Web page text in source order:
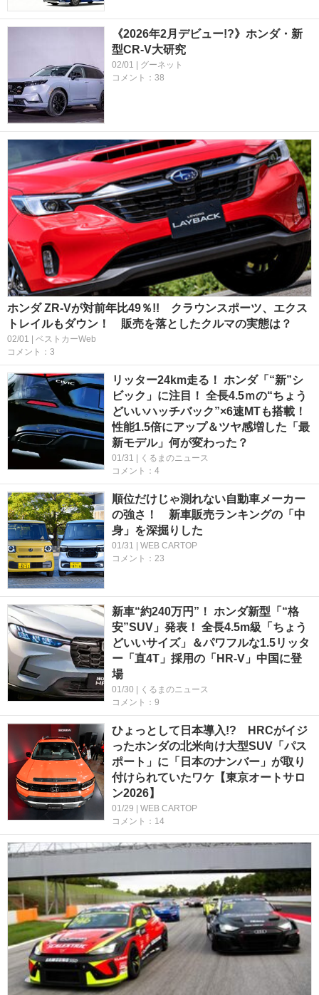
《2026年2月デビュー!?》ホンダ・新
型CR-V大研究
02/01 | グーネット
コメント：38
ホンダ ZR-Vが対前年比49％!! クラウンスポーツ、エクス
トレイルもダウン！ 販売を落としたクルマの実態は？
02/01 | ベストカーWeb
コメント：3
リッター24km走る！ ホンダ「“新”シ
ビック」に注目！ 全長4.5ｍの“ちょう
どいいハッチバック”×6速MTも搭載！
性能1.5倍にアップ＆ツヤ感増した「最
新モデル」何が変わった？
01/31 | くるまのニュース
コメント：4
順位だけじゃ測れない自動車メーカー
の強さ！ 新車販売ランキングの「中
身」を深掘りした
01/31 | WEB CARTOP
コメント：23
新車“約240万円”！ ホンダ新型「“格
安”SUV」発表！ 全長4.5m級「ちょう
どいいサイズ」＆パワフルな1.5リッタ
ー「直4T」採用の「HR-V」中国に登
場
01/30 | くるまのニュース
コメント：9
ひょっとして日本導入!? HRCがイジ
ったホンダの北米向け大型SUV「パス
ポート」に「日本のナンバー」が取り
付けられていたワケ【東京オートサロ
ン2026】
01/29 | WEB CARTOP
コメント：14